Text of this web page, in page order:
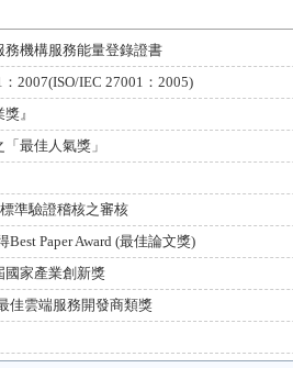
機構服務能量登錄證書
2007(ISO/IEC 27001：2005)
』
最佳人氣獎」
準驗證稽核之審核
Paper Award (最佳論文獎)
國家產業創新獎
佳雲端服務開發商類獎